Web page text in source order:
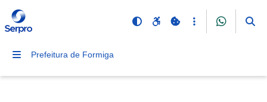
Prefeitura de Formiga